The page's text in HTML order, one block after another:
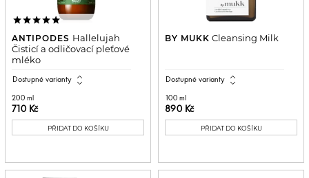
ANTIPODES Hallelujah
Čisticí a odličovací pleťové
mléko
Dostupné varianty expand_all
200 ml
710 Kč
PŘIDAT DO KOŠÍKU
BY MUKK Cleansing Milk
Dostupné varianty expand_all
100 ml
890 Kč
PŘIDAT DO KOŠÍKU